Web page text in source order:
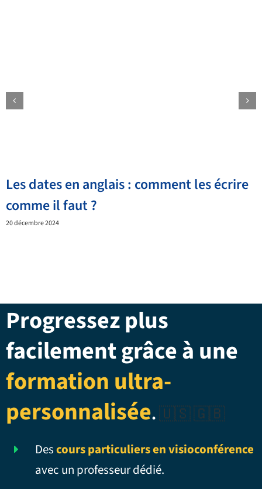
Les dates en anglais : comment les écrire
comme il faut ?
20 décembre 2024
Progressez plus
facilement grâce à une
formation ultra-
personnalisée.🇺🇸 🇬🇧
Descours particuliers en visioconférence
avec un professeur dédié.